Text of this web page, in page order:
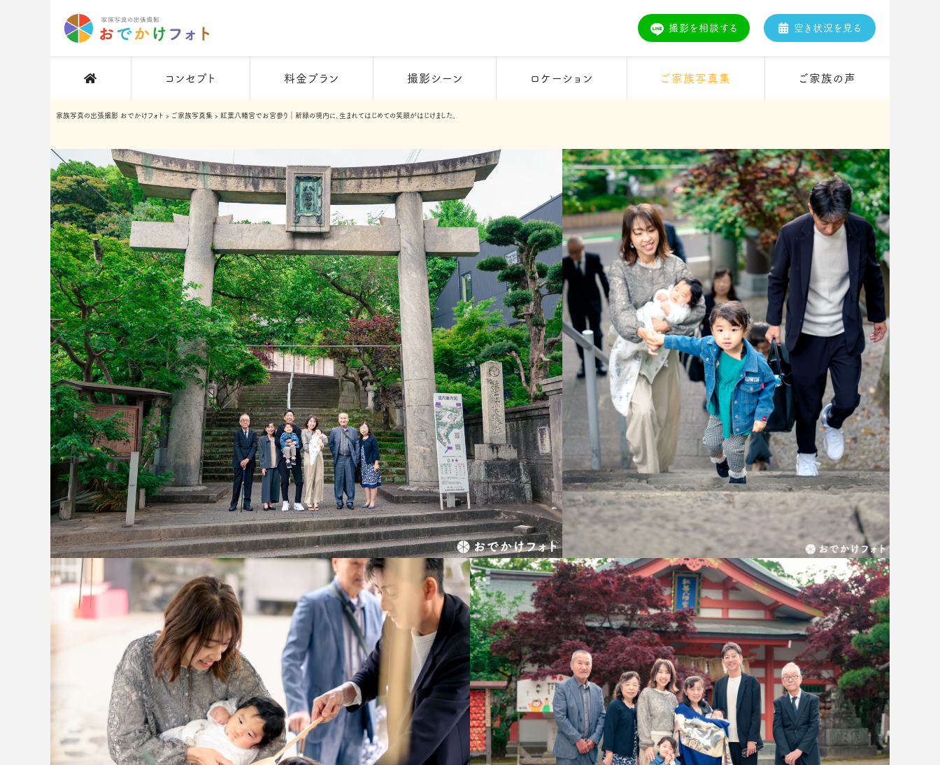
コンセプト 料金プラン 撮影シーン ロケーション ご家族写真集 ご家族の声
撮影を相談する 空き状況を見る
家族写真の出張撮影 おでかけフォト › ご家族写真集 › 紅葉八幡宮でお宮参り｜新緑の境内に、生まれてはじめての笑顔がはじけました。